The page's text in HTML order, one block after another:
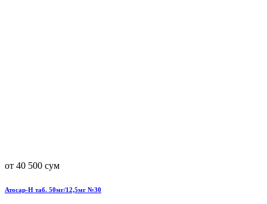
от 40 500 сум
Атосар-Н таб. 50мг/12,5мг №30